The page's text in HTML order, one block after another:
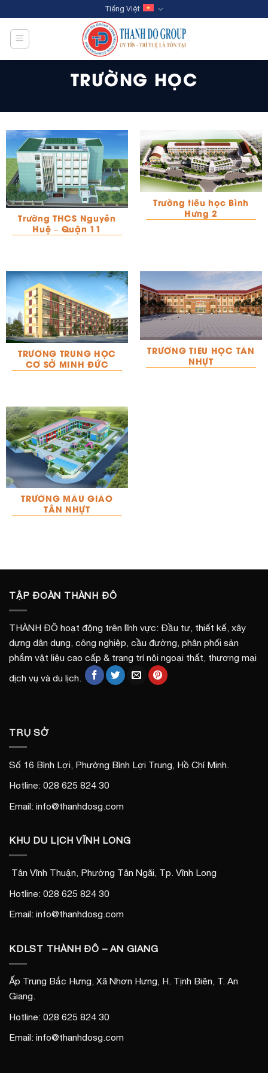
to
content
Tiếng Việt
TRƯỜNG HỌC
Trường THCS Nguyễn
Huệ – Quận 11
Trường tiểu học Bình
Hưng 2
TRƯỜNG TRUNG HỌC
CƠ SỞ MINH ĐỨC
TRƯỜNG TIỂU HỌC TÂN
NHỰT
TRƯỜNG MẪU GIÁO
TÂN NHỰT
TẬP ĐOÀN THÀNH ĐÔ
THÀNH ĐÔ hoạt động trên lĩnh vực: Đầu tư, thiết kế, xây
dựng dân dụng, công nghiệp, cầu đường, phân phối sản
phẩm vật liệu cao cấp & trang trí nội ngoại thất, thương mại
dịch vụ và du lịch.
TRỤ SỞ
Số 16 Bình Lợi, Phường Bình Lợi Trung, Hồ Chí Minh.
Hotline: 028 625 824 30
Email: info@thanhdosg.com
KHU DU LỊCH VĨNH LONG
Tân Vĩnh Thuận, Phường Tân Ngãi, Tp. Vĩnh Long
Hotline: 028 625 824 30
Email: info@thanhdosg.com
KDLST THÀNH ĐÔ – AN GIANG
Ấp Trung Bắc Hưng, Xã Nhơn Hưng, H. Tịnh Biên, T. An
Giang.
Hotline: 028 625 824 30
Email: info@thanhdosg.com